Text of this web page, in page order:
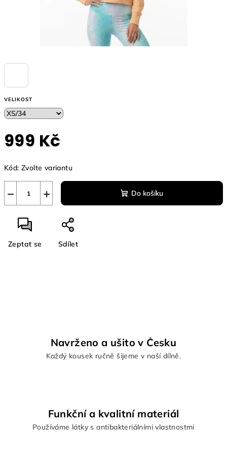
VELIKOST
999 Kč
cena:
Kód: Zvolte variantu
+
− Do košíku
Zeptat se Sdílet
Navrženo a ušito v Česku
Každý kousek ručně šijeme v naší dílně.
Funkční a kvalitní materiál
Používáme látky s antibakteriálními vlastnostmi